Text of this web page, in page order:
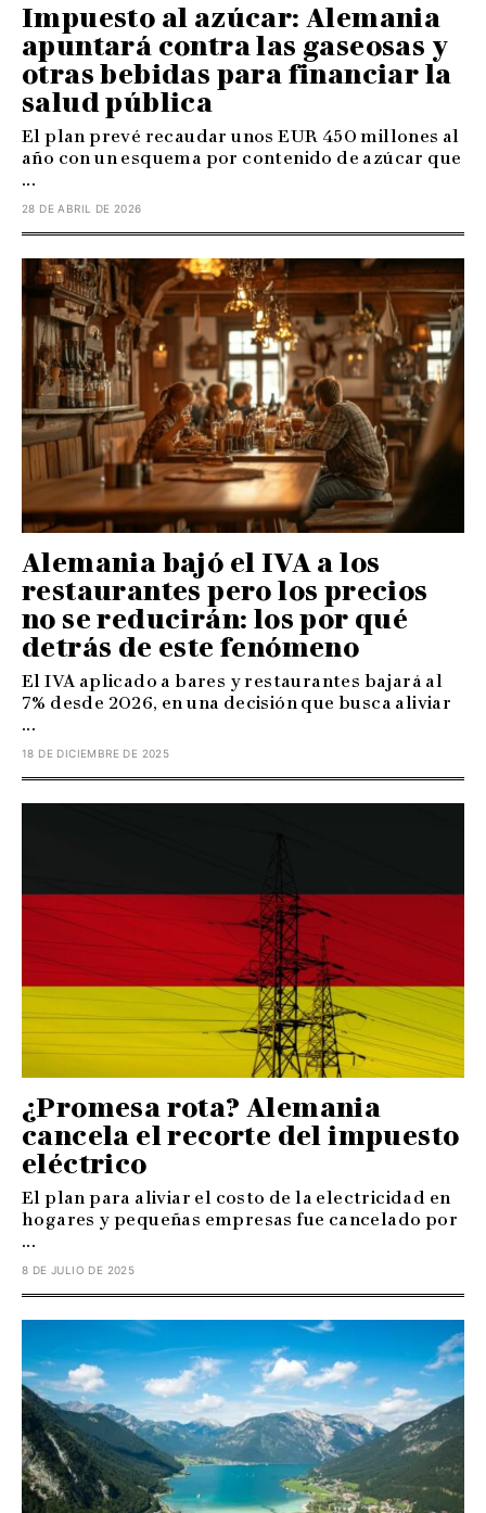
Impuesto al azúcar: Alemania
apuntará contra las gaseosas y
otras bebidas para financiar la
salud pública
El plan prevé recaudar unos EUR 450 millones al
año con un esquema por contenido de azúcar que
...
28 DE ABRIL DE 2026
Alemania bajó el IVA a los
restaurantes pero los precios
no se reducirán: los por qué
detrás de este fenómeno
El IVA aplicado a bares y restaurantes bajará al
7% desde 2026, en una decisión que busca aliviar
...
18 DE DICIEMBRE DE 2025
¿Promesa rota? Alemania
cancela el recorte del impuesto
eléctrico
El plan para aliviar el costo de la electricidad en
hogares y pequeñas empresas fue cancelado por
...
8 DE JULIO DE 2025